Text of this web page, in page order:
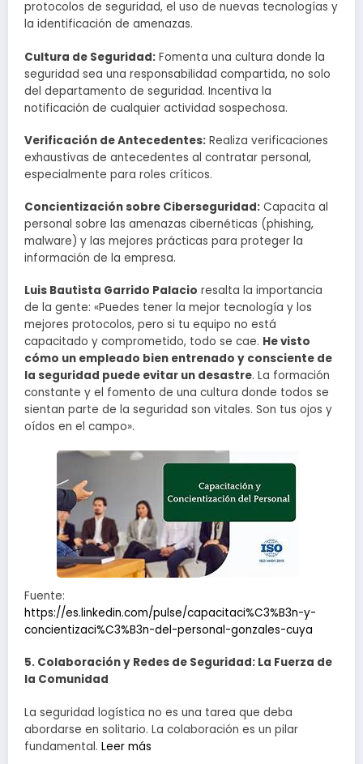
protocolos de seguridad, el uso de nuevas tecnologías y
la identificación de amenazas.
Cultura de Seguridad: Fomenta una cultura donde la
seguridad sea una responsabilidad compartida, no solo
del departamento de seguridad. Incentiva la
notificación de cualquier actividad sospechosa.
Verificación de Antecedentes: Realiza verificaciones
exhaustivas de antecedentes al contratar personal,
especialmente para roles críticos.
Concientización sobre Ciberseguridad: Capacita al
personal sobre las amenazas cibernéticas (phishing,
malware) y las mejores prácticas para proteger la
información de la empresa.
Luis Bautista Garrido Palacio resalta la importancia
de la gente: «Puedes tener la mejor tecnología y los
mejores protocolos, pero si tu equipo no está
capacitado y comprometido, todo se cae. He visto
cómo un empleado bien entrenado y consciente de
la seguridad puede evitar un desastre. La formación
constante y el fomento de una cultura donde todos se
sientan parte de la seguridad son vitales. Son tus ojos y
oídos en el campo».
Fuente:
https://es.linkedin.com/pulse/capacitaci%C3%B3n-y-
concientizaci%C3%B3n-del-personal-gonzales-cuya
5. Colaboración y Redes de Seguridad: La Fuerza de
la Comunidad
La seguridad logística no es una tarea que deba
abordarse en solitario. La colaboración es un pilar
fundamental. Leer más